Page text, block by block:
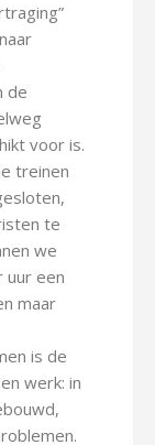
de
voor is.
treinen
te
we
uur een
maar
is de
werk: in